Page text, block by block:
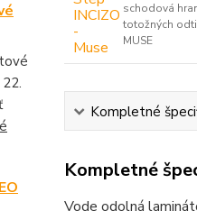
schodová
totožných
MUSE
Kompletné
Kompletné
Vode odolná